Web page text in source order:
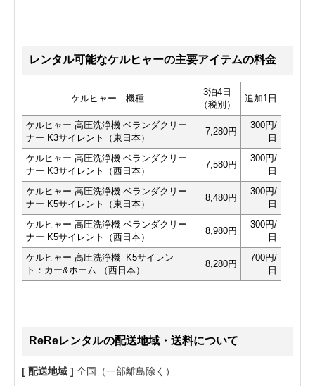
レンタル可能なケルヒャーの主要アイテムの料金
ケルヒャー 機種
3泊4日
（税別）
追加1日
ケルヒャー 高圧洗浄機 ベランダクリー
ナー K3サイレント（東日本）
7,280円
300円/
日
ケルヒャー 高圧洗浄機 ベランダクリー
ナー K3サイレント（西日本）
7,580円
300円/
日
ケルヒャー 高圧洗浄機 ベランダクリー
ナー K5サイレント（東日本）
8,480円
300円/
日
ケルヒャー 高圧洗浄機 ベランダクリー
ナー K5サイレント（西日本）
8,980円
300円/
日
ケルヒャー 高圧洗浄機 K5サイレン
ト：カー&ホーム （西日本）
8,280円
700円/
日
ReReレンタルの配送地域・送料について
[ 配送地域 ] 全国（一部離島除く）